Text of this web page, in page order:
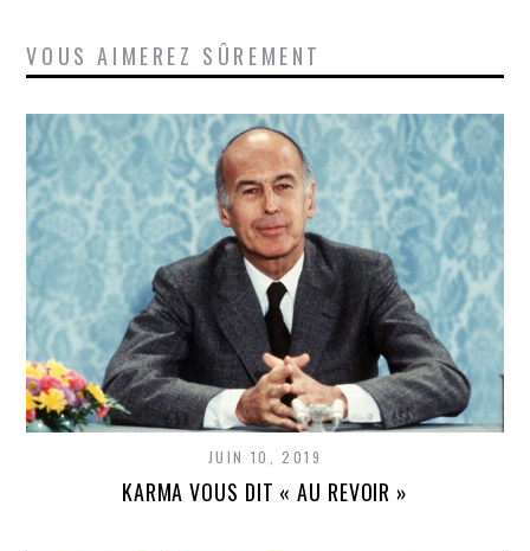
VOUS AIMEREZ SÛREMENT
JUIN 10, 2019
KARMA VOUS DIT « AU REVOIR »